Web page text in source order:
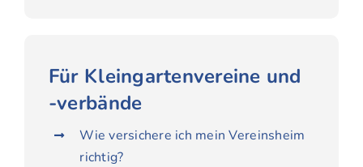
Für Kleingarten­vereine und
-verbände
Wie versichere ich mein Vereinsheim
richtig?